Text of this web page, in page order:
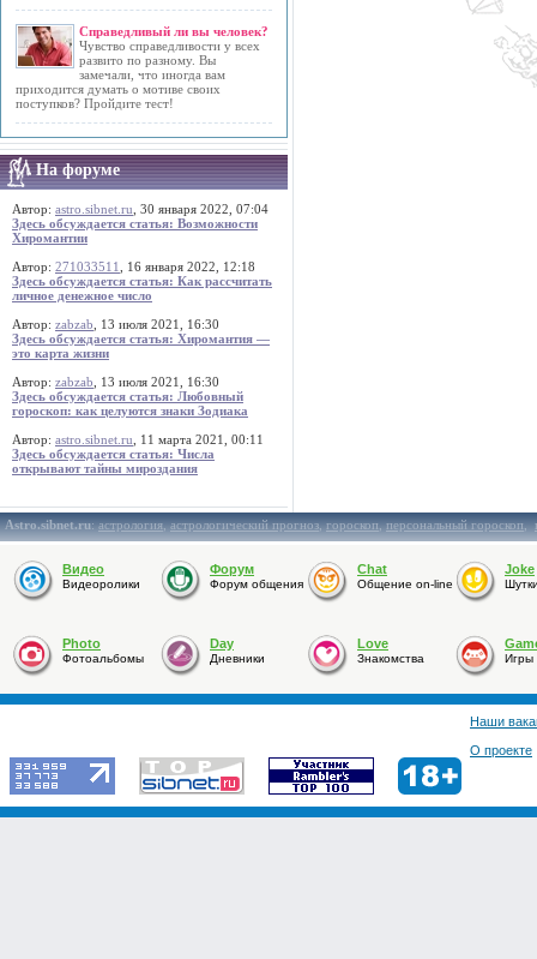
Справедливый ли вы человек?
Чувство справедливости у всех
развито по разному. Вы
замечали, что иногда вам
приходится думать о мотиве своих
поступков? Пройдите тест!
На форуме
Автор: astro.sibnet.ru , 30 января 2022, 07:04
Здесь обсуждается статья: Возможности
Хиромантии
Автор: 271033511
, 16 января 2022, 12:18
Здесь обсуждается статья: Как рассчитать
личное денежное число
Автор: zabzab , 13 июля 2021, 16:30
Здесь обсуждается статья: Хиромантия —
это карта жизни
Автор: zabzab , 13 июля 2021, 16:30
Здесь обсуждается статья: Любовный
гороскоп: как целуются знаки Зодиака
Автор: astro.sibnet.ru , 11 марта 2021, 00:11
Здесь обсуждается статья: Числа
открывают тайны мироздания
Astro.sibnet.ru:астрология,астрологический прогноз,гороскоп,персональный гороскоп,
Видео
Видеоролики
Форум
Форум общения
Chat
Общение on-line
Joke
Photo
Фотоальбомы
Day
Дневники
Love
Знакомства Игры
Наши
О проекте